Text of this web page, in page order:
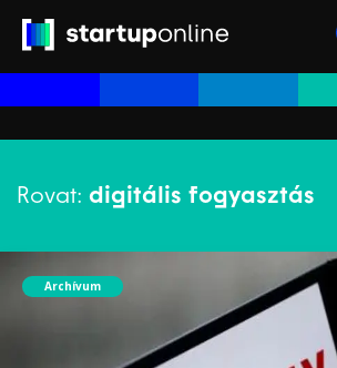
Rovat: digitális fogyasztás
Archívum